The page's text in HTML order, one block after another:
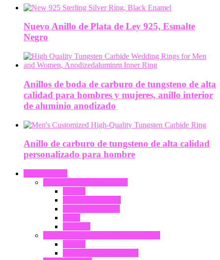
Nuevo Anillo de Plata de Ley 925, Esmalte
Negro
Anillos de boda de carburo de tungsteno de alta
calidad para hombres y mujeres, anillo interior
de aluminio anodizado
Anillo de carburo de tungsteno de alta calidad
personalizado para hombre